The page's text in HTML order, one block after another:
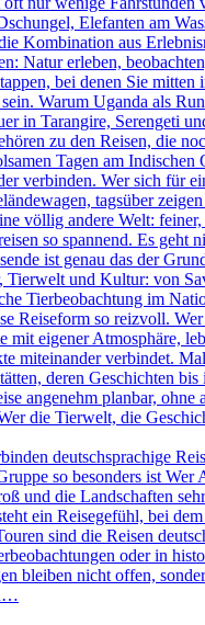
Elefanten am
Kombination aus
Natur erleben,
bei denen Sie
Warum Uganda als
in Tarangire, Serengeti
zu den Reisen, die
Tagen am
verbinden. Wer sich für
tagsüber
völlig andere Welt:
so spannend. Es
ist genau das der
und Kultur: von
Tierbeobachtung im
Reiseform so reizvoll.
eigener Atmosphäre,
miteinander verbindet.
deren Geschichten
angenehm planbar,
die Tierwelt, die
deutschsprachige
so besonders ist
und die Landschaften
ein Reisegefühl, bei
sind die Reisen
oder in
bleiben nicht offen,